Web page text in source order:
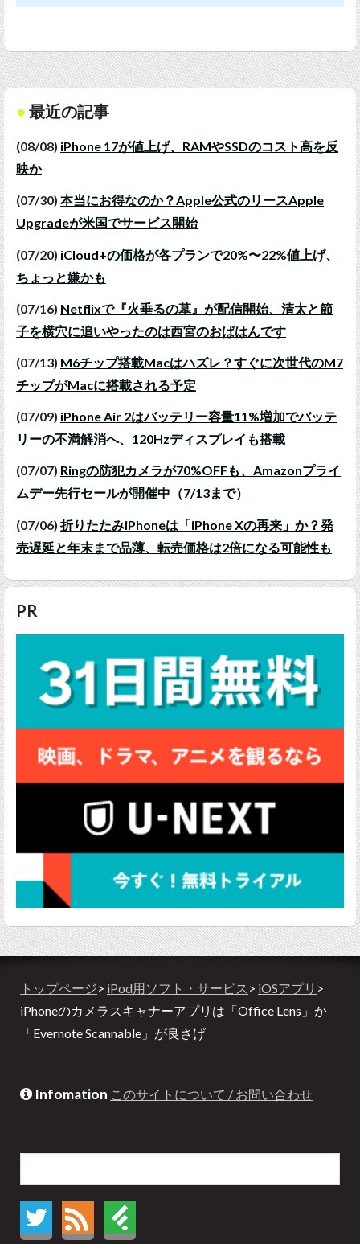
最近の記事
(08/08) iPhone 17が値上げ、RAMやSSDのコスト高を反
映か
(07/30) 本当にお得なのか？Apple公式のリースApple
Upgradeが米国でサービス開始
(07/20) iCloud+の価格が各プランで20%〜22%値上げ、
ちょっと嫌かも
(07/16) Netflixで『火垂るの墓』が配信開始、清太と節
子を横穴に追いやったのは西宮のおばはんです
(07/13) M6チップ搭載Macはハズレ？すぐに次世代のM7
チップがMacに搭載される予定
(07/09) iPhone Air 2はバッテリー容量11%増加でバッテ
リーの不満解消へ、120Hzディスプレイも搭載
(07/07) Ringの防犯カメラが70%OFFも、Amazonプライ
ムデー先行セールが開催中（7/13まで）
(07/06) 折りたたみiPhoneは「iPhone Xの再来」か？発
売遅延と年末まで品薄、転売価格は2倍になる可能性も
PR
トップページ> iPod用ソフト・サービス > iOSアプリ >
iPhoneのカメラスキャナーアプリは「Office Lens」か
「Evernote Scannable」が良さげ
Infomation このサイトについて / お問い合わせ